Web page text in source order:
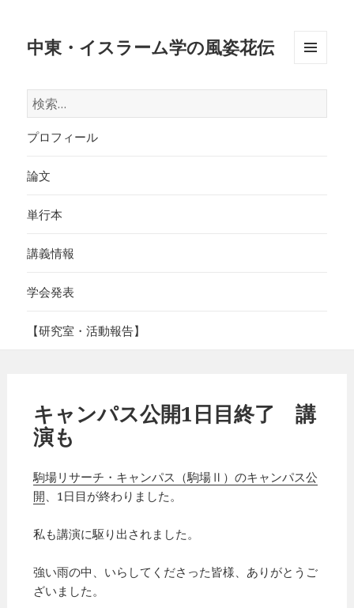
中東・イスラーム学の風姿花伝
検
索:
プロフィール
論文
単行本
講義情報
学会発表
【研究室・活動報告】
キャンパス公開1日目終了 講
演も
駒場リサーチ・キャンパス（駒場Ⅱ）のキャンパス公
開 、1日目が終わりました。
私も講演に駆り出されました。
強い雨の中、いらしてくださった皆様、ありがとうご
ざいました。